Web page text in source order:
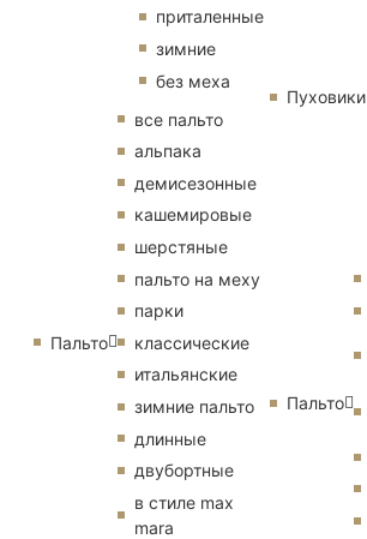
приталенные
зимние
без меха
Пальто
все пальто
альпака
демисезонные
кашемировые
шерстяные
пальто на меху
парки
классические
итальянские
зимние пальто
длинные
двубортные
в стиле max
mara
Пуховики
Пальто